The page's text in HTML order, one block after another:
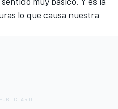
lo que causa nuestra